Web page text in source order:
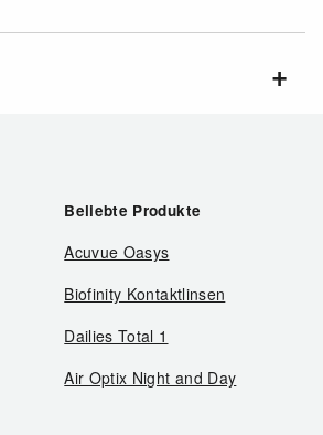
Beliebte Produkte
Acuvue Oasys
Biofinity Kontaktlinsen
Dailies Total 1
Air Optix Night and Day